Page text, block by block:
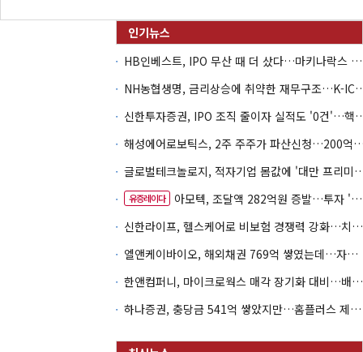
HB인베스트, IPO 무산 때 더 샀다…마키나락스 투자 2.7배 회수
NH농협생명, 금리상승에 취
신한투자증권, IPO 조직 줄
해성에어로보틱스, 2주 주주가 파산
글로벌테크놀로지, 적자기업 몸값
유증레이다
아모텍, 조달액 282억원 증발…투자 '속도 조절' 불가피
신한라이프, 헬스케어로 비보험 경쟁력 강화…치매·간병 공략
엘앤케이바이오, 해외채권 769억 쌓였는데…자회사 4곳 자본잠식
한앤컴퍼니, 마이크로웍스 매각 장기화 대비…배당 회수판 깔았다
하나증권, 충당금 541억 쌓았지만…홈플러스 제재는 추가 비용 불씨